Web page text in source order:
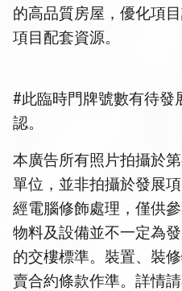
的高品質房屋，優化項
項目配套資源。
#此臨時門牌號數有待發
認。
本廣告所有照片拍攝於
單位，並非拍攝於發展
經電腦修飾處理，僅供
物料及設備並不一定為
的交樓標準。裝置、裝
賣合約條款作準。詳情